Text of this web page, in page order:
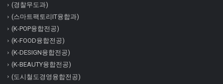
(경찰무도과)
(스마트팩토리IT융합과)
(K-POP융합전공)
(K-FOOD융합전공)
(K-DESIGN융합전공)
(K-BEAUTY융합전공)
(도시철도경영융합전공)